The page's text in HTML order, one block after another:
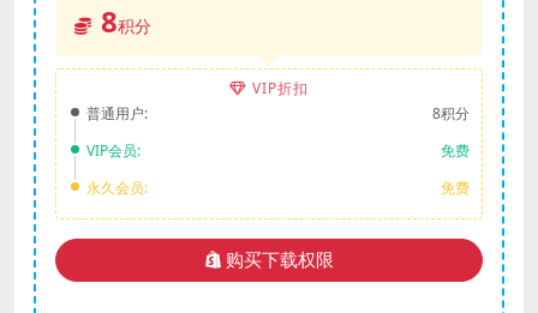
8积分
VIP折扣
普通用户:
8积分
VIP会员:
免费
永久会员:
免费
购买下载权限